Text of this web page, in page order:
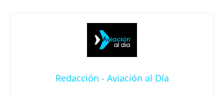
Redacción - Aviación al Día